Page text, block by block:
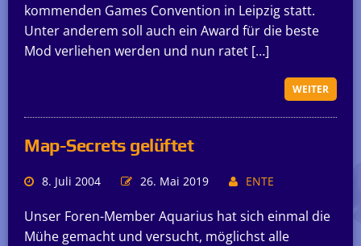
kommenden Games Convention in Leipzig statt.
Unter anderem soll auch ein Award für die beste
Mod verliehen werden und nun ratet […]
WEITER
Map-Secrets gelüftet
8. Juli 2004 26. Mai 2019 ENTE
Unser Foren-Member Aquarius hat sich einmal die
Mühe gemacht und versucht, möglichst alle